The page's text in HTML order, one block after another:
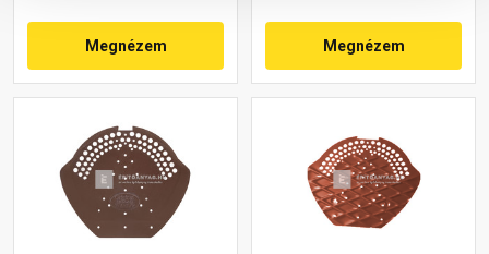
Megnézem Megnézem